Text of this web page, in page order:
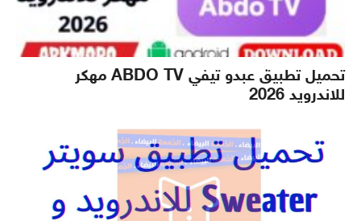
تحميل تطبيق عبدو تيفي ABDO TV مهكر
للاندرويد 2026